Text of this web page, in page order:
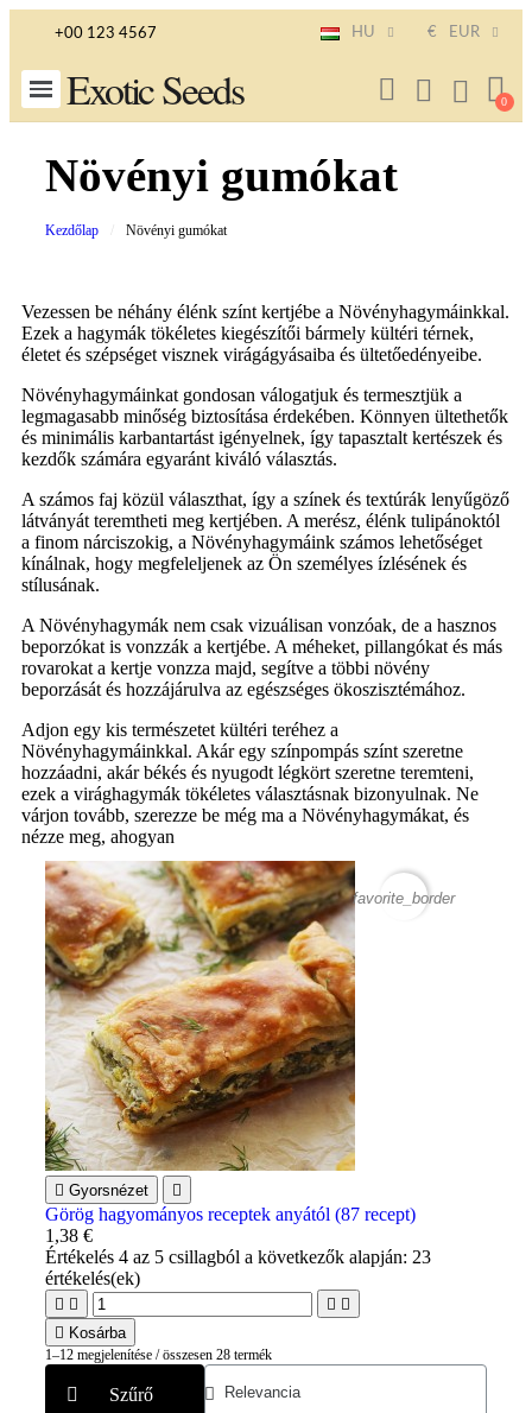
+00 123 4567 HU € EUR
Exotic Seeds
Növényi gumókat
Kezdőlap Növényi gumókat
Vezessen be néhány élénk színt kertjébe a Növényhagymáinkkal.
Ezek a hagymák tökéletes kiegészítői bármely kültéri térnek,
életet és szépséget visznek virágágyásaiba és ültetőedényeibe.
Növényhagymáinkat gondosan válogatjuk és termesztjük a
legmagasabb minőség biztosítása érdekében. Könnyen ültethetők
és minimális karbantartást igényelnek, így tapasztalt kertészek és
kezdők számára egyaránt kiváló választás.
A számos faj közül választhat, így a színek és textúrák lenyűgöző
látványát teremtheti meg kertjében. A merész, élénk tulipánoktól
a finom nárciszokig, a Növényhagymáink számos lehetőséget
kínálnak, hogy megfeleljenek az Ön személyes ízlésének és
stílusának.
A Növényhagymák nem csak vizuálisan vonzóak, de a hasznos
beporzókat is vonzzák a kertjébe. A méheket, pillangókat és más
rovarokat a kertje vonzza majd, segítve a többi növény
beporzását és hozzájárulva az egészséges ökoszisztémához.
Adjon egy kis természetet kültéri teréhez a
Növényhagymáinkkal. Akár egy színpompás színt szeretne
hozzáadni, akár békés és nyugodt légkört szeretne teremteni,
ezek a virághagymák tökéletes választásnak bizonyulnak. Ne
várjon tovább, szerezze be még ma a Növényhagymákat, és
nézze meg, ahogyan
favorite_border
 Gyorsnézet 
Görög hagyományos receptek anyától (87 recept)
1,38 €
Értékelés4 az 5 csillagból a következők alapján: 23
értékelés(ek)
   
 Kosárba
Szűrő
1–12 megjelenítése / összesen 28 termék